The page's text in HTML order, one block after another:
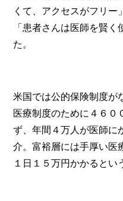
くて、アクセスがフリー
「患者さんは医師を賢
た。
米国では公的保険制度が
医療制度のために４６０
ず、年間４万人が医師に
介。富裕層には手厚い医
１日１５万円かかるとい